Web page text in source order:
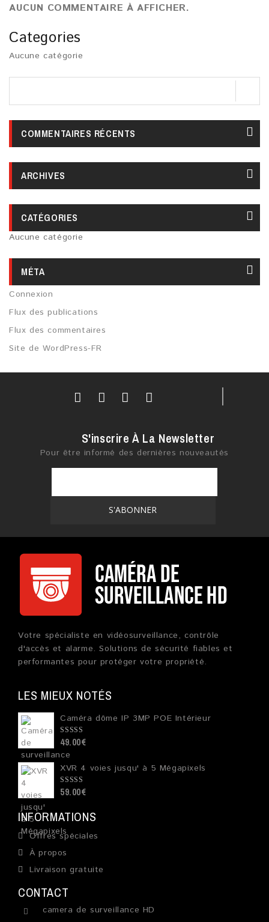
AUCUN COMMENTAIRE À AFFICHER.
Categories
Aucune catégorie
COMMENTAIRES RÉCENTS
ARCHIVES
CATÉGORIES
Aucune catégorie
MÉTA
Connexion
Flux des publications
Flux des commentaires
Site de WordPress-FR
S'inscrire À La Newsletter
Pour être informé des dernières nouveautés
Votre spécialiste en vidéosurveillance, contrôle
d'accès et alarme. Solutions de sécurité fiables et
performantes pour protéger votre propriété.
LES MIEUX NOTÉS
Caméra dôme IP 3MP POE Intérieur
0
out
of
49.00€
XVR 4 voies jusqu' à 5 Mégapixels
0
out
5
59.00€
INFORMATIONS
Offres spéciales
À propos
Livraison gratuite
CONTACT
camera de surveillance HD